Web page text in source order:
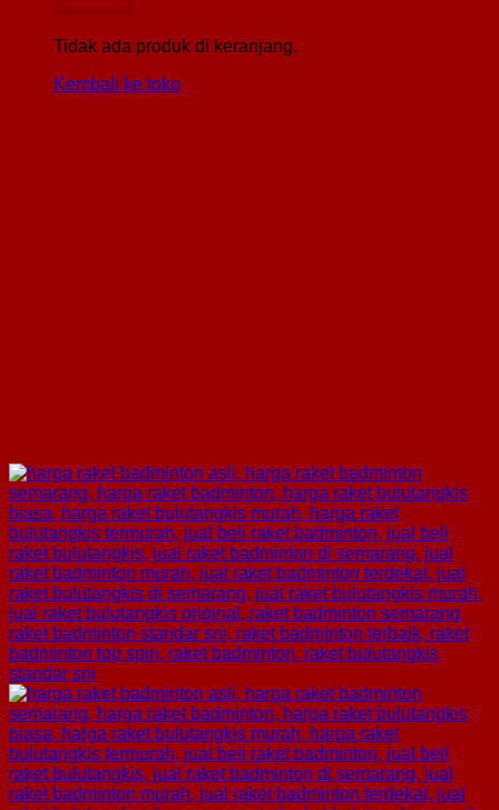
Tidak ada produk di keranjang.
Kembali ke toko